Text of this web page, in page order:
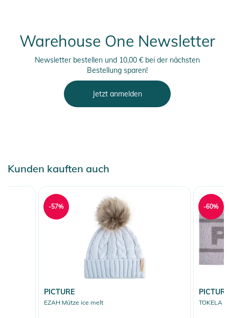
Warehouse One Newsletter
Newsletter bestellen und 10,00 € bei der nächsten
Bestellung sparen!
Jetzt anmelden
Kunden kauften auch
PICTURE
EZAH Mütze ice melt
-57%
PICTURE
TOKELA
-60%